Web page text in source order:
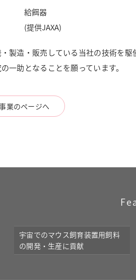
給餌器
(提供JAXA)
製造・販売している当社の技術を
一助となることを願っています。
業のページへ
宇宙でのマウス飼育装置用飼料
の開発・生産に貢献